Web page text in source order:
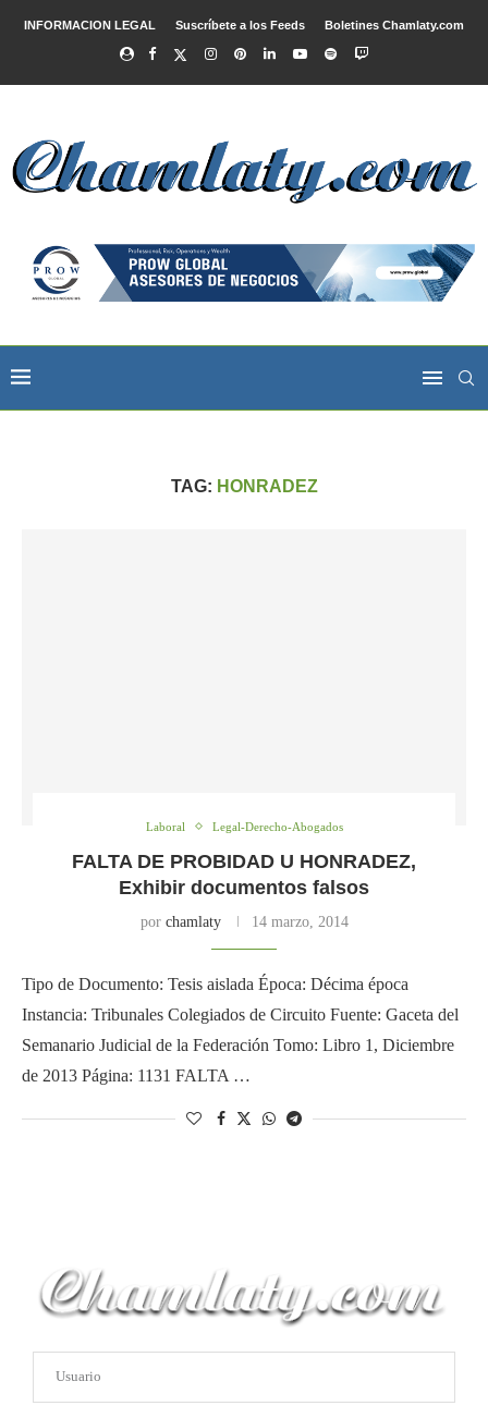
INFORMACION LEGAL Suscríbete a los Feeds Boletines Chamlaty.com
TAG: HONRADEZ
Laboral Legal-Derecho-Abogados
FALTA DE PROBIDAD U HONRADEZ,
Exhibir documentos falsos
por chamlaty 14 marzo, 2014
Tipo de Documento: Tesis aislada Época: Décima época
Instancia: Tribunales Colegiados de Circuito Fuente: Gaceta del
Semanario Judicial de la Federación Tomo: Libro 1, Diciembre
de 2013 Página: 1131 FALTA …